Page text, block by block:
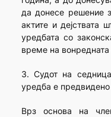
да донесе решение
актите и дејствата
уредбата со
време на вонредната
3. Судот на
уредба е
Врз основа на